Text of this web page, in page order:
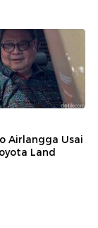
Airlangga Usai
Land